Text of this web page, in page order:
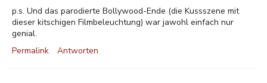
p.s. Und das parodierte Bollywood-Ende (die Kussszene mit
dieser kitschigen Filmbeleuchtung) war jawohl einfach nur
genial.
Permalink
Antworten